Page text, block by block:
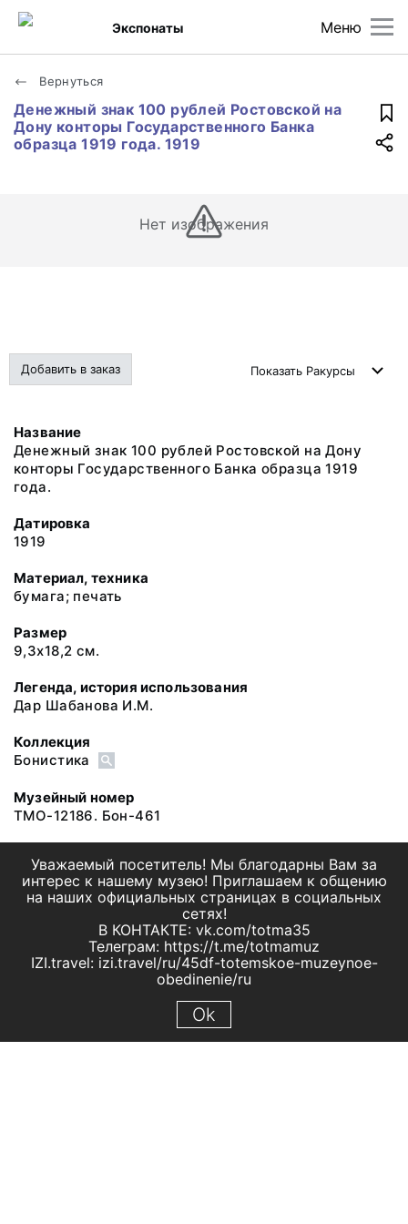
Меню
Экспонаты
Вернуться
Денежный знак 100 рублей Ростовской на
Дону конторы Государственного Банка
образца 1919 года. 1919
Нет изображения
Добавить в заказ Показать Ракурсы
Название
Денежный знак 100 рублей Ростовской на Дону
конторы Государственного Банка образца 1919
года.
Датировка
1919
Материал, техника
бумага; печать
Размер
9,3х18,2 см.
Легенда, история использования
Дар Шабанова И.М.
Коллекция
Бонистика
Музейный номер
ТМО-12186. Бон-461
Уважаемый посетитель! Мы благодарны Вам за
интерес к нашему музею! Приглашаем к общению
на наших официальных страницах в социальных
сетях!
В КОНТАКТЕ: vk.com/totma35
Телеграм: https://t.me/totmamuz
IZI.travel: izi.travel/ru/45df-totemskoe-muzeynoe-
obedinenie/ru
Ok